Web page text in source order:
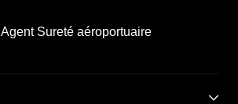
Agent Sureté aéroportuaire